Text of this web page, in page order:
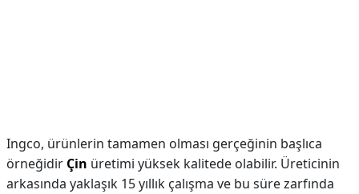
Ingco, ürünlerin tamamen olması gerçeğinin başlıca
örneğidir Çin üretimi yüksek kalitede olabilir. Üreticinin
arkasında yaklaşık 15 yıllık çalışma ve bu süre zarfında